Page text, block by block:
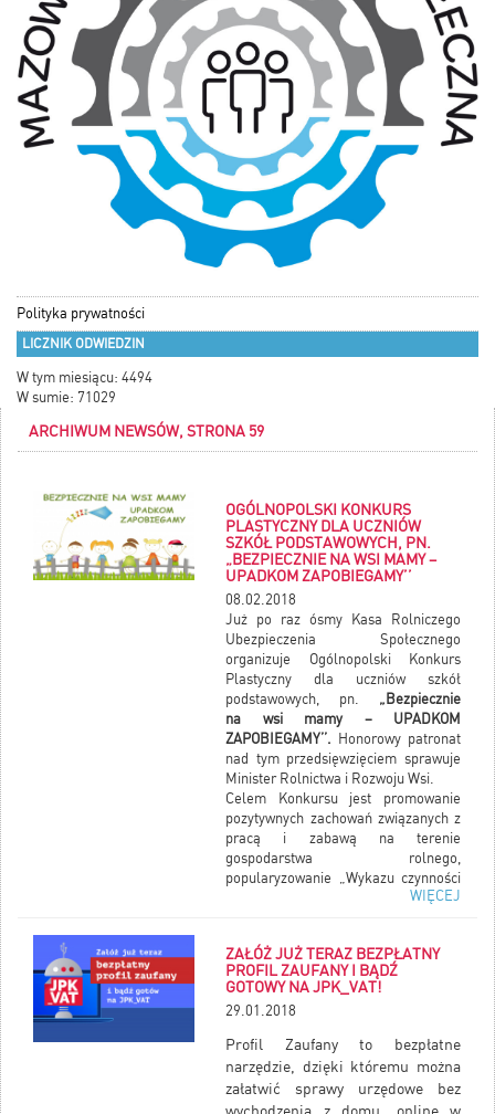
Polityka prywatności
LICZNIK ODWIEDZIN
W tym miesiącu: 4494
W sumie: 71029
ARCHIWUM NEWSÓW, STRONA 59
OGÓLNOPOLSKI KONKURS
PLASTYCZNY DLA UCZNIÓW
SZKÓŁ PODSTAWOWYCH, PN.
„BEZPIECZNIE NA WSI MAMY –
UPADKOM ZAPOBIEGAMY’’
08.02.2018
Już po raz ósmy Kasa Rolniczego
Ubezpieczenia Społecznego
organizuje Ogólnopolski Konkurs
Plastyczny dla uczniów szkół
podstawowych, pn. „Bezpiecznie
na wsi mamy – UPADKOM
ZAPOBIEGAMY’’. Honorowy patronat
nad tym przedsięwzięciem sprawuje
Minister Rolnictwa i Rozwoju Wsi.
Celem Konkursu jest promowanie
pozytywnych zachowań związanych z
pracą i zabawą na terenie
gospodarstwa rolnego,
popularyzowanie „Wykazu czynności
szczególnie niebezpiecznych
wolno powierzać dzieciom poniżej 16
lat”,ze szczególnym uwzględnieniem
zagadnień związanych z
zapobieganiem upadkom osób
w gospodarstwie rolnym.
WIĘCEJ
ZAŁÓŻ JUŻ TERAZ BEZPŁATNY
PROFIL ZAUFANY I BĄDŹ
GOTOWY NA JPK_VAT!
29.01.2018
Profil Zaufany to bezpłatne
narzędzie, dzięki któremu można
załatwić sprawy urzędowe bez